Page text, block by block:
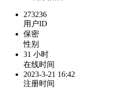
273236
用户ID
保密
性别
31 小时
在线时间
2023-3-21 16:42
注册时间